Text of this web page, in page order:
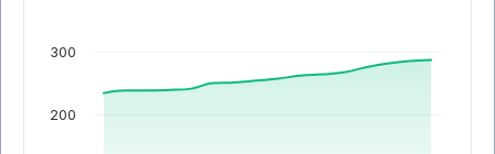
200
300